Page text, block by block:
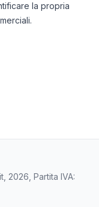
la propria
2026, Partita IVA: